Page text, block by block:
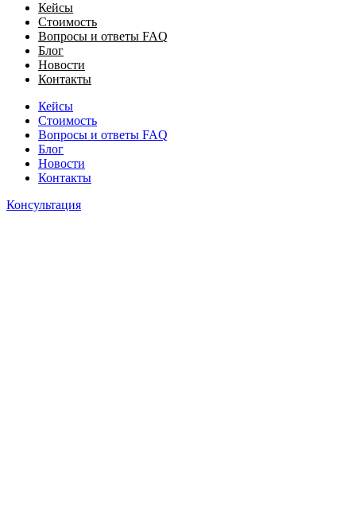
Кейсы
Стоимость
Вопросы и ответы FAQ
Блог
Новости
Контакты
Кейсы
Стоимость
Вопросы и ответы FAQ
Блог
Новости
Контакты
Консультация